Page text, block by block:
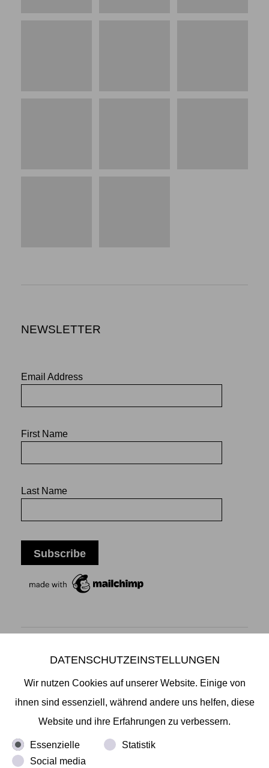
NEWSLETTER
Email Address
First Name
Last Name
Mikiko Sato Gallery ı Klosterwall 13 ı 20095 Hamburg
T +49 40 32901980 ı info@mikikosatogallery.com
Di - Fr 13.00 - 19.00 ı Sa 13.00 - 18.00 u.n.V
DATENSCHUTZEINSTELLUNGEN
Wir nutzen Cookies auf unserer Website. Einige von
ihnen sind essenziell, während andere uns helfen, diese
Website und ihre Erfahrungen zu verbessern.
Essenzielle
Statistik
Social media